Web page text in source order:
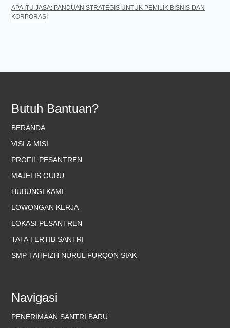
APA ITU JASA: PANDUAN STRATEGIS UNTUK PEMILIK BISNIS DAN
KORPORASI
Butuh Bantuan?
BERANDA
VISI & MISI
PROFIL PESANTREN
MAJELIS GURU
HUBUNGI KAMI
LOWONGAN KERJA
LOKASI PESANTREN
TATA TERTIB SANTRI
SMP TAHFIZH NURUL FURQON SIAK
Navigasi
PENERIMAAN SANTRI BARU